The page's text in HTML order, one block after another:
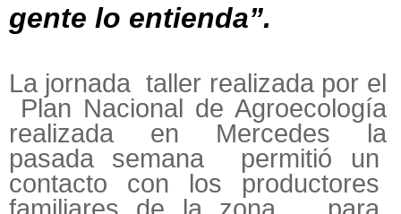
gente lo entienda”.
La jornada taller realizada por el
Plan Nacional de Agroecología
realizada en Mercedes la
pasada semana permitió un
contacto con los productores